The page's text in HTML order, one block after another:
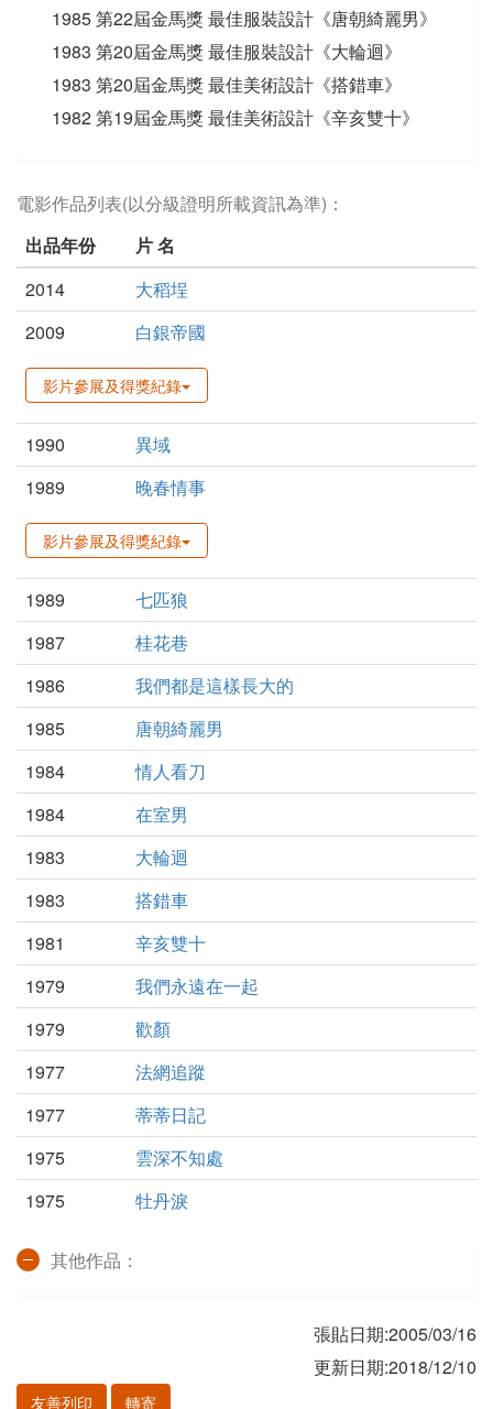
1985 第22屆金馬獎 最佳服裝設計《唐朝綺麗男》
1983 第20屆金馬獎 最佳服裝設計《大輪迴》
1983 第20屆金馬獎 最佳美術設計《搭錯車》
1982 第19屆金馬獎 最佳美術設計《辛亥雙十》
電影作品列表(以分級證明所載資訊為準)：
出品年份
片 名
2014
大稻埕
2009
白銀帝國
影片參展及得獎紀錄
1990
異域
1989
晚春情事
影片參展及得獎紀錄
1989
七匹狼
1987
桂花巷
1986
我們都是這樣長大的
1985
唐朝綺麗男
1984
情人看刀
1984
在室男
1983
大輪迴
1983
搭錯車
1981
辛亥雙十
1979
我們永遠在一起
1979
歡顏
1977
法網追蹤
1977
蒂蒂日記
1975
雲深不知處
1975
牡丹淚
其他作品：
張貼日期:2005/03/16
更新日期:2018/12/10
友善列印 轉寄